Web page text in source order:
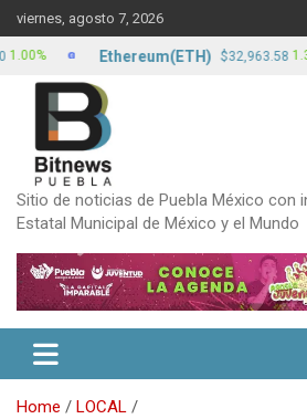
Skip
to
content
viernes, agosto 7, 2026
Sitio de noticias de Puebla México con
Estatal Municipal de México y el Mundo
Home
LOCAL
Ethereum(ETH) $32,963.58 1.30%